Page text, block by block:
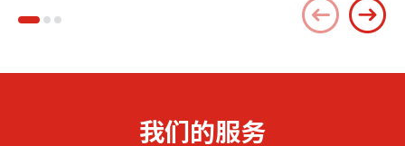
我们的服务